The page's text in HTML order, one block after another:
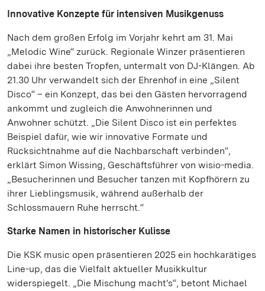
Innovative Konzepte für intensiven Musikgenuss
Nach dem großen Erfolg im Vorjahr kehrt am 31. Mai
„Melodic Wine“ zurück. Regionale Winzer präsentieren
dabei ihre besten Tropfen, untermalt von DJ-Klängen. Ab
21.30 Uhr verwandelt sich der Ehrenhof in eine „Silent
Disco“ – ein Konzept, das bei den Gästen hervorragend
ankommt und zugleich die Anwohnerinnen und
Anwohner schützt. „Die Silent Disco ist ein perfektes
Beispiel dafür, wie wir innovative Formate und
Rücksichtnahme auf die Nachbarschaft verbinden“,
erklärt Simon Wissing, Geschäftsführer von wisio-media.
„Besucherinnen und Besucher tanzen mit Kopfhörern zu
ihrer Lieblingsmusik, während außerhalb der
Schlossmauern Ruhe herrscht.“
Starke Namen in historischer Kulisse
Die KSK music open präsentieren 2025 ein hochkarätiges
Line-up, das die Vielfalt aktueller Musikkultur
widerspiegelt. „Die Mischung macht's“, betont Michael